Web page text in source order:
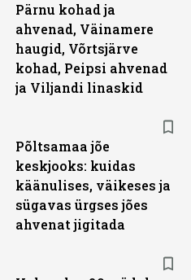
Pärnu kohad ja
ahvenad, Väinamere
haugid, Võrtsjärve
kohad, Peipsi ahvenad
ja Viljandi linaskid
Põltsamaa jõe
keskjooks: kuidas
käänulises, väikeses ja
sügavas ürgses jões
ahvenat jigitada